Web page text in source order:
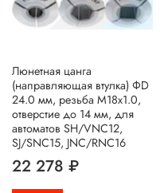
Люнетная цанга
(направляющая втулка) ΦD
24.0 мм, резьба M18x1.0,
отверстие до 14 мм, для
автоматов SH/VNC12,
SJ/SNC15, JNC/RNC16
22 278 ₽